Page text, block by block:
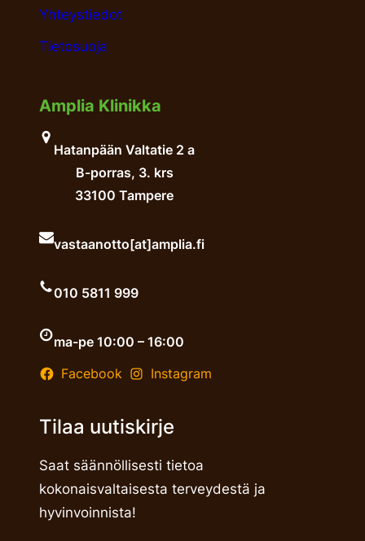
Yhteystiedot
Tietosuoja
Amplia Klinikka
Hatanpään Valtatie 2 a
B-porras, 3. krs
33100 Tampere
vastaanotto[at]amplia.fi
010 5811 999
ma-pe 10:00 – 16:00
Facebook
Instagram
Tilaa uutiskirje
Saat säännöllisesti tietoa
kokonaisvaltaisesta terveydestä ja
hyvinvoinnista!